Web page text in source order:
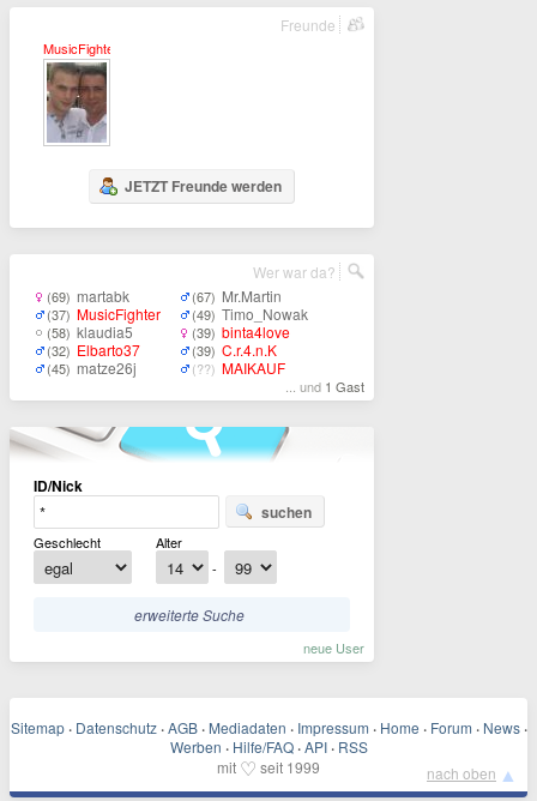
MusicFighter
JETZT Freunde werden
Freunde
(69) martabk
(37) MusicFighter
(58) klaudia5
(32) Elbarto37
(45) matze26j
(67) Mr.Martin
(49) Timo_Nowak
(39) binta4love
(39) C.r.4.n.K
(??) MAIKAUF
... und 1 Gast
Wer war da?
ID/Nick
suchen
Geschlecht
Alter
-
erweiterte Suche
neue User
Sitemap · Datenschutz · AGB · Mediadaten · Impressum · Home · Forum · News ·
Werben · Hilfe/FAQ · API · RSS
mit ♡ seit 1999 nach oben ▲